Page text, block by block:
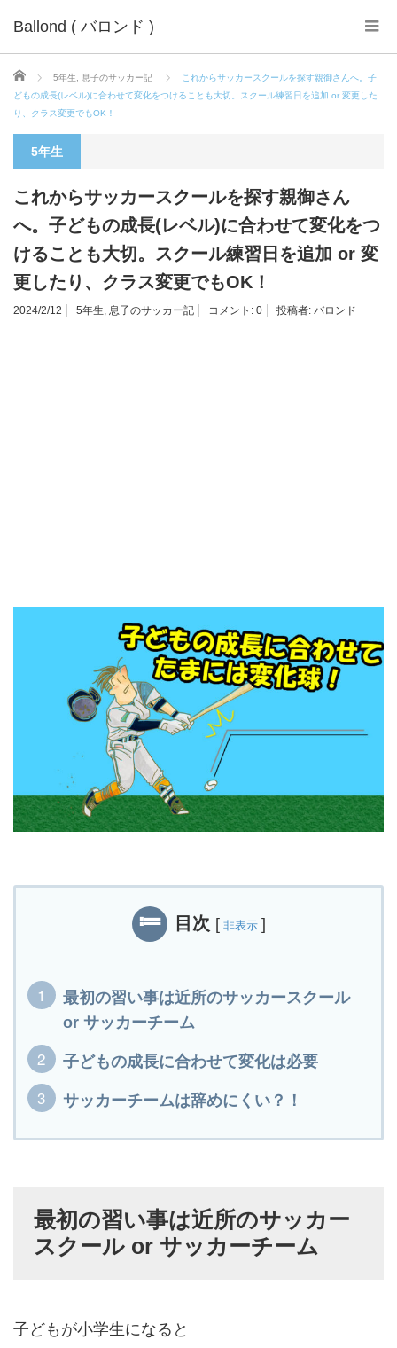
Ballond ( バロンド )
ホーム 5年生 息子のサッカー記
これからサッカースクールを探す親御さんへ。子
どもの成長(レベル)に合わせて変化をつけることも大切。スクール練習日を追加 or 変更した
り、クラス変更でもOK！
5年生
これからサッカースクールを探す親御さん
へ。子どもの成長(レベル)に合わせて変化をつ
けることも大切。スクール練習日を追加 or 変
更したり、クラス変更でもOK！
2024/2/12 5年生, 息子のサッカー記 コメント: 0 投稿者: バロンド
目次 [ 非表示 ]
最初の習い事は近所のサッカースクール
or サッカーチーム
子どもの成長に合わせて変化は必要
サッカーチームは辞めにくい？！
最初の習い事は近所のサッカー
スクール or サッカーチーム
子どもが小学生になると